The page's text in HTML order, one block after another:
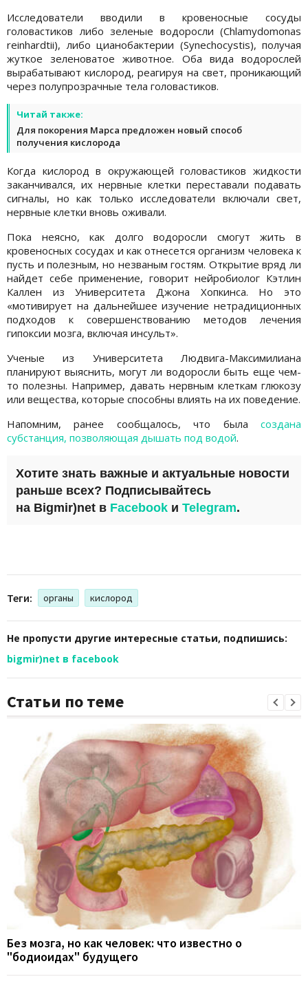
Исследователи вводили в кровеносные сосуды
головастиков либо зеленые водоросли (Chlamydomonas
reinhardtii), либо цианобактерии (Synechocystis), получая
жуткое зеленоватое животное. Оба вида водорослей
вырабатывают кислород, реагируя на свет, проникающий
через полупрозрачные тела головастиков.
Читай также:
Для покорения Марса предложен новый способ
получения кислорода
Когда кислород в окружающей головастиков жидкости
заканчивался, их нервные клетки переставали подавать
сигналы, но как только исследователи включали свет,
нервные клетки вновь оживали.
Пока неясно, как долго водоросли смогут жить в
кровеносных сосудах и как отнесется организм человека к
пусть и полезным, но незваным гостям. Открытие вряд ли
найдет себе применение, говорит нейробиолог Кэтлин
Каллен из Университета Джона Хопкинса. Но это
«мотивирует на дальнейшее изучение нетрадиционных
подходов к совершенствованию методов лечения
гипоксии мозга, включая инсульт».
Ученые из Университета Людвига-Максимилиана
планируют выяснить, могут ли водоросли быть еще чем-
то полезны. Например, давать нервным клеткам глюкозу
или вещества, которые способны влиять на их поведение.
Напомним, ранее сообщалось, что была создана
субстанция, позволяющая дышать под водой.
Хотите знать важные и актуальные новости
раньше всех? Подписывайтесь
на Bigmir)net в Facebook и Telegram.
Теги: органы кислород
Не пропусти другие интересные статьи, подпишись:
bigmir)net в facebook
Статьи по теме
Без мозга, но как человек: что известно о
"бодиоидах" будущего